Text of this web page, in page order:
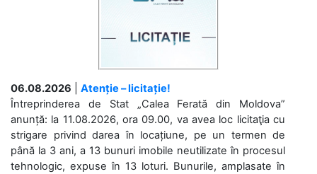
06.08.2026
Atenție – licitație!
Întreprinderea de Stat „Calea Ferată din Moldova”
anunță: la 11.08.2026, ora 09.00, va avea loc licitaţia cu
strigare privind darea în locațiune, pe un termen de
până la 3 ani, a 13 bunuri imobile neutilizate în procesul
tehnologic, expuse în 13 loturi. Bunurile, amplasate în